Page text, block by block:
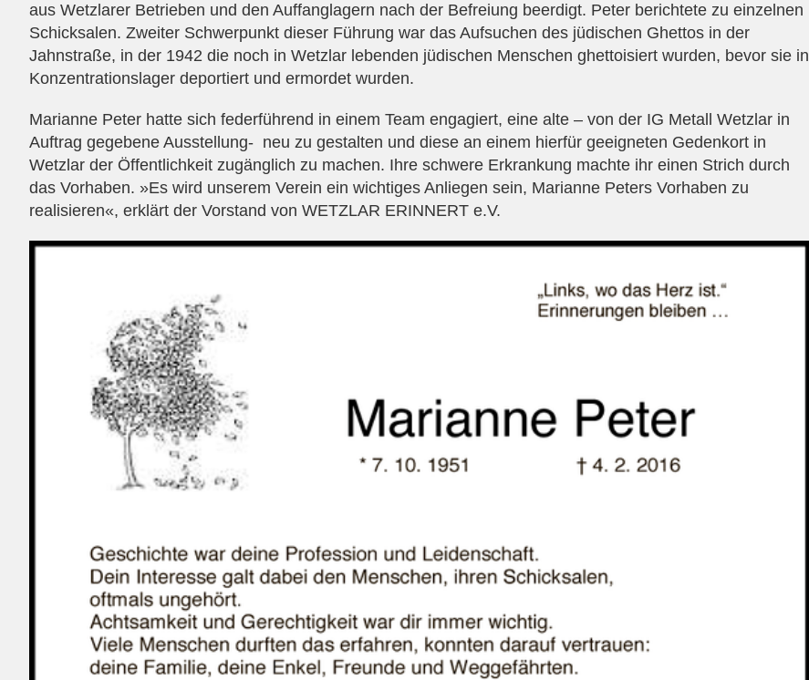
aus Wetzlarer Betrieben und den Auffanglagern nach der Befreiung beerdigt. Peter berichtete zu einzelnen
Schicksalen. Zweiter Schwerpunkt dieser Führung war das Aufsuchen des jüdischen Ghettos in der
Jahnstraße, in der 1942 die noch in Wetzlar lebenden jüdischen Menschen ghettoisiert wurden, bevor sie in
Konzentrationslager deportiert und ermordet wurden.
Marianne Peter hatte sich federführend in einem Team engagiert, eine alte – von der IG Metall Wetzlar in
Auftrag gegebene Ausstellung- neu zu gestalten und diese an einem hierfür geeigneten Gedenkort in
Wetzlar der Öffentlichkeit zugänglich zu machen. Ihre schwere Erkrankung machte ihr einen Strich durch
das Vorhaben. »Es wird unserem Verein ein wichtiges Anliegen sein, Marianne Peters Vorhaben zu
realisieren«, erklärt der Vorstand von WETZLAR ERINNERT e.V.